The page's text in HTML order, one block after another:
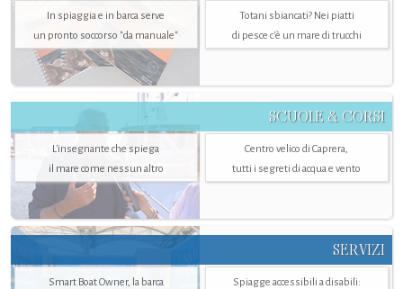
In spiaggia e in barca serve
un pronto soccorso "da manuale"
Totani sbiancati? Nei piatti
di pesce c'è un mare di trucchi
SCUOLE & CORSI
L'insegnante che spiega
il mare come nessun altro
Centro velico di Caprera,
tutti i segreti di acqua e vento
SERVIZI
Smart Boat Owner, la barca
Spiagge accessibili a disabili: